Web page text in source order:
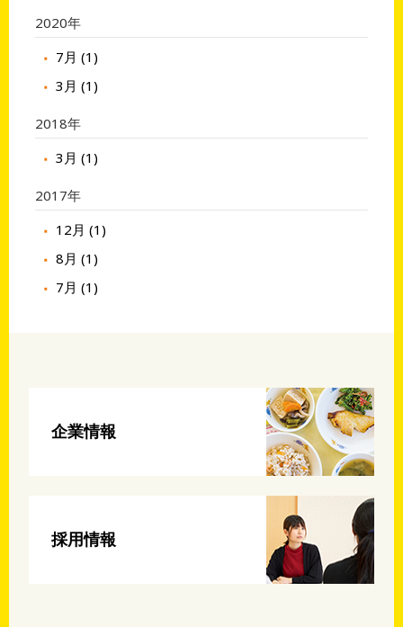
2020年
7月 (1)
3月 (1)
2018年
3月 (1)
2017年
12月 (1)
8月 (1)
7月 (1)
企業情報
採用情報